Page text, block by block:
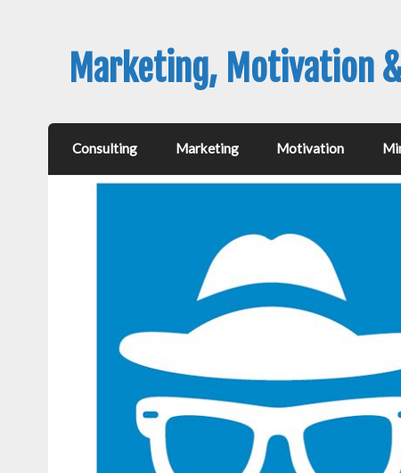
Marketing, Motivation
Consulting Marketing Motivation